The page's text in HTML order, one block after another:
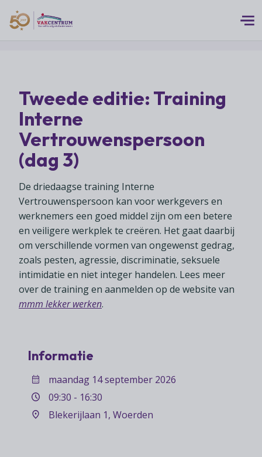
A-Z
Agenda
Zoeken
MEERwaarde
Assortiment
Digitalisering
Duurzaamheid
Innovatie
Klanten
Ondernemerschap
Werkgeverschap
Branches
Branches overzicht
Supermarkten
Foodspecialiteitenwinkels
Biologische speciaalzaken
Drogisterijen
Drankenspeciaalzaken
Huishoudelijke artikelenzaken
Koken en tafelen
Zoetwarenwinkels
Advies
Advies overzicht
Bedrijfsjuridisch advies
Bedrijfseconomisch advies
Franchise advies
Verenigingsondersteuning
Fiscaal advies
Tarieven en voorwaarden
Vakcentrum Expertise overzicht
Belangenbehartiging
Advies
Diensten
Kennis & inspiratie
Ledenvoordeel
Over Vakcentrum
Over Vakcentrum overzicht
Lid worden
Besturen
Statuten
Vacatures
Jaarverslag
Pers
Tweede editie: Training
Interne
Vertrouwenspersoon
(dag 3)
De driedaagse training Interne
Vertrouwenspersoon kan voor werkgevers en
werknemers een goed middel zijn om een betere
en veiligere werkplek te creëren. Het gaat daarbij
om verschillende vormen van ongewenst gedrag,
zoals pesten, agressie, discriminatie, seksuele
intimidatie en niet integer handelen. Lees meer
over de training en aanmelden op de website van
mmm lekker werken.
Informatie
maandag 14 september 2026
09:30 - 16:30
Blekerijlaan 1, Woerden